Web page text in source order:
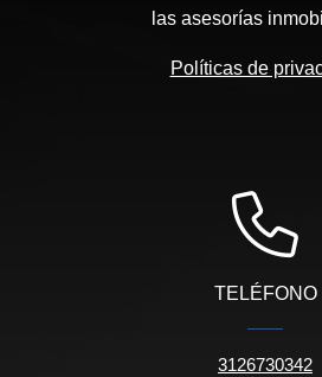
las asesorías
Políticas de
TELÉFONO
3126730342